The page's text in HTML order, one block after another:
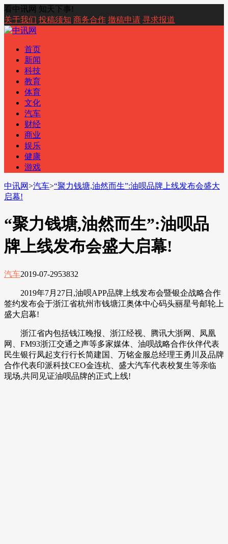
看中讯网 知天下事!
关于我们 投稿须知 商务合作 撤稿申请 寻求报道
首页
新闻
科技
教育
体育
文化
汽车
财经
商业
娱乐
健康
游戏
中讯网>汽车>“聚力钱塘,油然而生”:油呗品牌上线发布会盛大
启幕!
“聚力钱塘,油然而生”:油呗品
牌上线发布会盛大启幕!
汽车2019-07-2953832
2019年7月27日,油呗APP品牌上线发布会暨银企战略合作
签约发布会于浙江省杭州市钱塘江奥体中心码头丽星号邮轮上
盛大启幕!
浙江省内包括钱江晚报、浙江经视、腾讯大浙网、凤凰
网、FM93浙江交通之声等多家媒体、油呗战略合作伙伴代表
民生银行凤起支行行长简建国、万铭金服总经理王勇川及品牌
合作代表印派科技CEO金连杭、盛大汽车代表校复生等亲临
现场,共同见证油呗品牌的正式上线!